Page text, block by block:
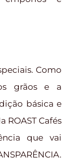
Como
grãos e a
básica e
ROAST Cafés
que vai